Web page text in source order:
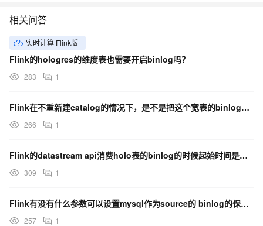
相关问答
实时计算 Flink版
Flink的hologres的维度表也需要开启binlog吗？
283 1
Flink在不重新建catalog的情况下，是不是把这个宽表的binlog属性这样改一下就行？
266 1
Flink的datastream api消费holo表的binlog的时候起始时间是怎么设置的？
309 1
Flink有没有什么参数可以设置mysql作为source的 binlog的保存时长？
257 1